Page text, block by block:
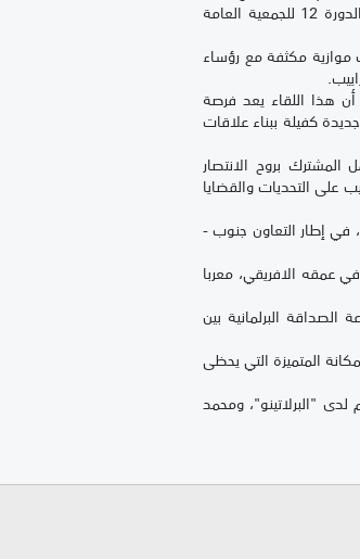
الجمعية الوطنية لجمهورية بنما ماركوس كاستييرو وذلك على هامش مشاركته في أشغال الدورة 12 للجمعية العامة
موازية مكثفة مع رؤساء
هذا اللقاء يعد فرصة
كفيلة ببناء علاقات
المشترك بروح الانتصار
على التحديات والقضايا
في إطار التعاون جنوب -
عمقه الافريقي، معربا
البرلمانية بين
المتميزة التي يحظى
"البرلاتينو"، ومحمد